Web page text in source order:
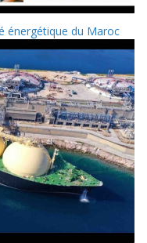
énergétique du Maroc